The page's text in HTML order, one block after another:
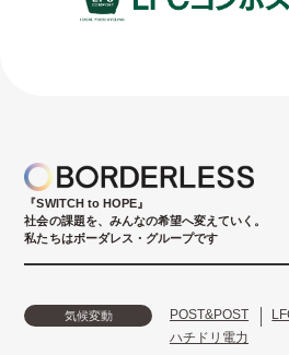
『SWITCH to HOPE』
社会の課題を、みんなの希望へ変えていく。
私たちはボーダレス・グループです
気候変動 POST&POST
ハチドリ電力